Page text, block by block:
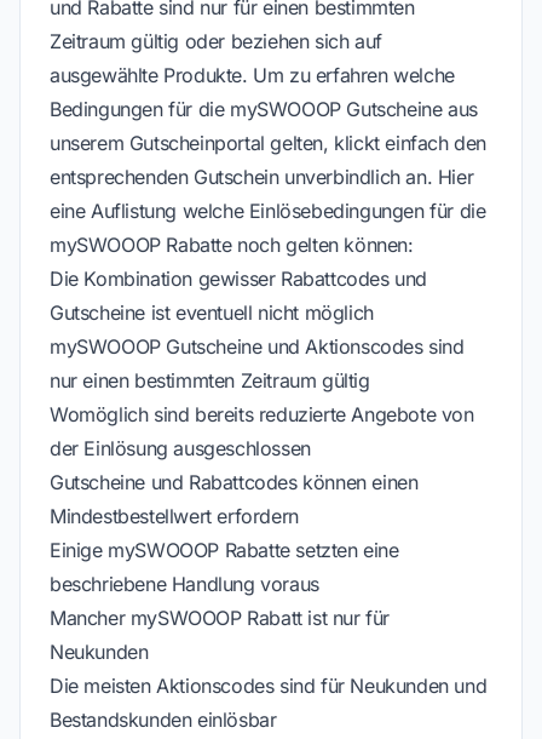
und Rabatte sind nur für einen bestimmten
Zeitraum gültig oder beziehen sich auf
ausgewählte Produkte. Um zu erfahren welche
Bedingungen für die mySWOOOP Gutscheine aus
unserem Gutscheinportal gelten, klickt einfach den
entsprechenden Gutschein unverbindlich an. Hier
eine Auflistung welche Einlösebedingungen für die
mySWOOOP Rabatte noch gelten können:
Die Kombination gewisser Rabattcodes und
Gutscheine ist eventuell nicht möglich
mySWOOOP Gutscheine und Aktionscodes sind
nur einen bestimmten Zeitraum gültig
Womöglich sind bereits reduzierte Angebote von
der Einlösung ausgeschlossen
Gutscheine und Rabattcodes können einen
Mindestbestellwert erfordern
Einige mySWOOOP Rabatte setzten eine
beschriebene Handlung voraus
Mancher mySWOOOP Rabatt ist nur für
Neukunden
Die meisten Aktionscodes sind für Neukunden und
Bestandskunden einlösbar